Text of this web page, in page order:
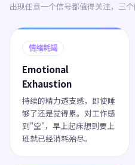
出现任意一个信号都值得关注，三
情绪耗竭
Emotional
Exhaustion
持续的精力透支感，即使睡
够了还是觉得累。对工作感
到"空"，早上起床想到要上
班就已经消耗殆尽。